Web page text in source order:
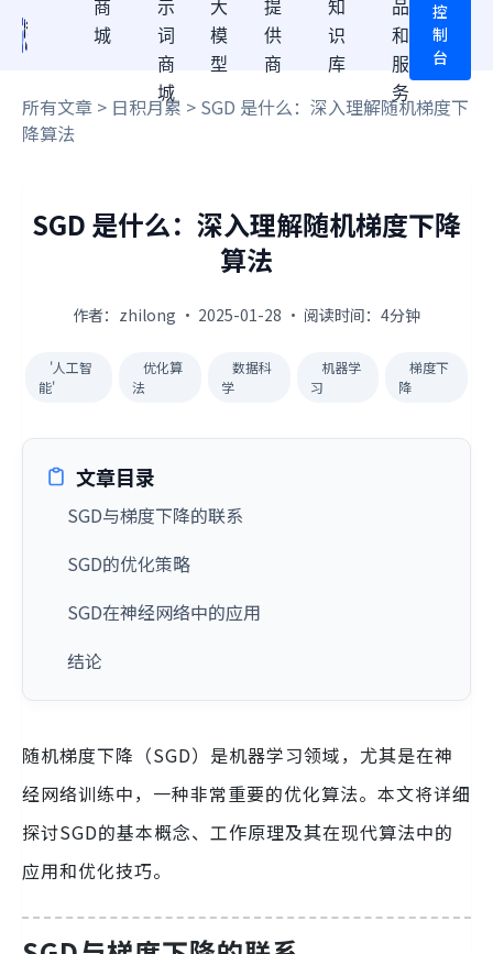
商
城
示
词
商
城
大
模
型
提
供
商
知
识
库
品
和
服
务
控
制
台
所有文章 > 日积月累 > SGD 是什么：深入理解随机梯度下
降算法
SGD 是什么：深入理解随机梯度下降
算法
作者：zhilong · 2025-01-28 · 阅读时间：4分钟
'人工智
能'
优化算
法
数据科
学
机器学
习
梯度下
降
文章目录
SGD与梯度下降的联系
SGD的优化策略
SGD在神经网络中的应用
结论
随机梯度下降（SGD）是机器学习领域，尤其是在神
经网络训练中，一种非常重要的优化算法。本文将详细
探讨SGD的基本概念、工作原理及其在现代算法中的
应用和优化技巧。